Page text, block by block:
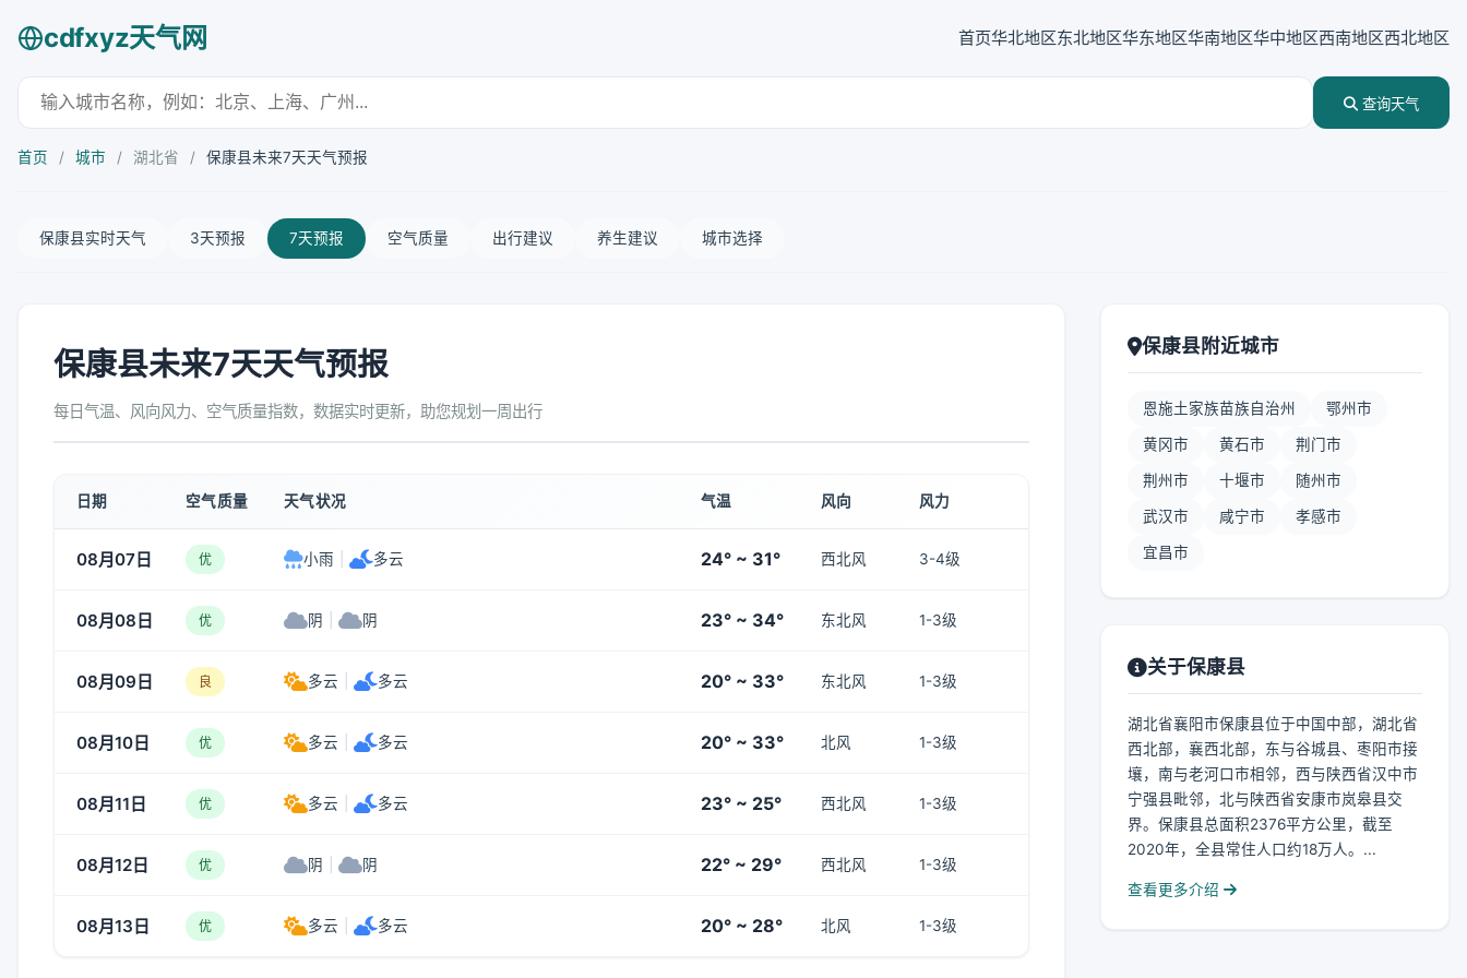
cdfxyz天气网 首页华北地区东北地区华东地区华南地区华中地区西南地区西北地区
查询天气
首页 / 城市 / 湖北省 / 保康县未来7天天气预报
保康县实时天气 3天预报 7天预报 空气质量 出行建议 养生建议 城市选择
保康县未来7天天气预报
每日气温、风向风力、空气质量指数，数据实时更新，助您规划一周出行
日期 空气质量 天气状况 气温 风向 风力
08月07日 优 小雨 多云 24° ~ 31° 西北风 3-4级
08月08日 优 阴 阴 23° ~ 34° 东北风 1-3级
08月09日 良 多云 多云 20° ~ 33° 东北风 1-3级
08月10日 优 多云 多云 20° ~ 33° 北风 1-3级
08月11日 优 多云 多云 23° ~ 25° 西北风 1-3级
08月12日 优 阴 阴 22° ~ 29° 西北风 1-3级
08月13日 优 多云 多云 20° ~ 28° 北风 1-3级
保康县附近城市
恩施土家族苗族自治州 鄂州市
黄冈市 黄石市 荆门市
荆州市 十堰市 随州市
武汉市 咸宁市 孝感市
宜昌市
关于保康县
湖北省襄阳市保康县位于中国中部，湖北省
西北部，襄西北部，东与谷城县、枣阳市接
壤，南与老河口市相邻，西与陕西省汉中市
宁强县毗邻，北与陕西省安康市岚皋县交
界。保康县总面积2376平方公里，截至
2020年，全县常住人口约18万人。...
查看更多介绍